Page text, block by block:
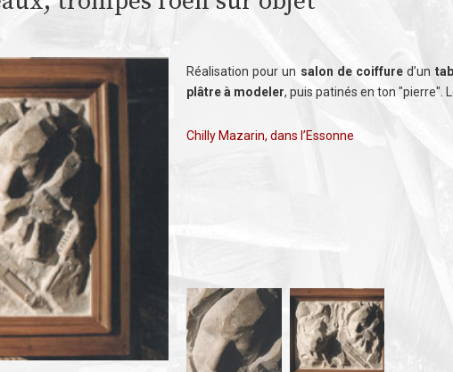
Réalisation pour un salon de coiffure d’un
plâtre à modeler, puis patinés en ton "pierre".
Chilly Mazarin, dans l’Essonne